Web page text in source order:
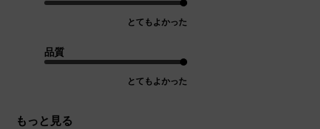
とてもよかった
品質
とてもよかった
もっと見る